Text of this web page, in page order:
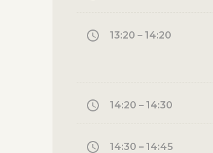
13:20 – 14:20
14:20 – 14:30
14:30 – 14:45